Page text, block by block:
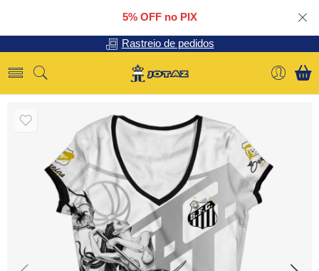
5% OFF no PIX
Rastreio de pedidos